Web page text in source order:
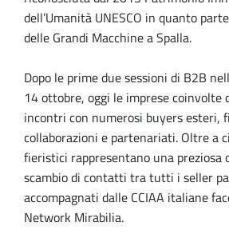
dell’Umanità UNESCO in quanto
delle Grandi Macchine a Spalla.
Dopo le prime due sessioni di B2B
14 ottobre, oggi le imprese coinvolte
incontri con numerosi buyers esteri,
collaborazioni e partenariati. Oltre a
fieristici rappresentano una preziosa
scambio di contatti tra tutti i seller
accompagnati dalle CCIAA italiane
Network Mirabilia.